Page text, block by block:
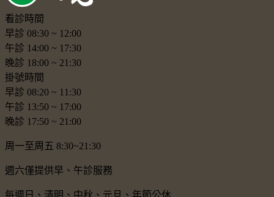
看診時間
早診 08:30 ~ 12:00
午診 14:00 ~ 17:30
晚診 18:00 ~ 21:30
掛號時間
早診 08:20 ~ 11:30
午診 13:50 ~ 17:00
晚診 17:50 ~ 21:00
周一至周五 8:30~21:30
週六僅提供早、午診服務
每週日、清明、中秋、元旦、年節公休